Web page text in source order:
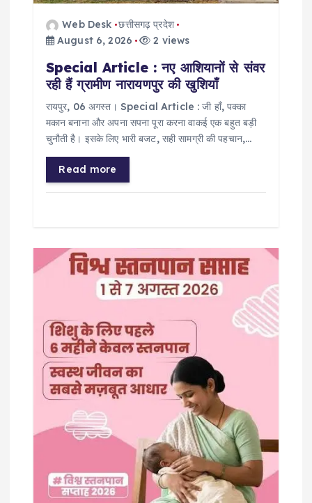
Web Desk छत्तीसगढ़ प्रदेश
August 6, 2026
2 views
Special Article : नए आशियानों से संवर
रही हैं ग्रामीण नारायणपुर की खुशियाँ
​रायपुर, 06 अगस्त। Special Article : जी हाँ, पक्का
मकान बनाना और अपना सपना पूरा करना वाकई एक बहुत बड़ी
चुनौती है। इसके लिए भारी बजट, सही सामग्री की पहचान,…
Read more